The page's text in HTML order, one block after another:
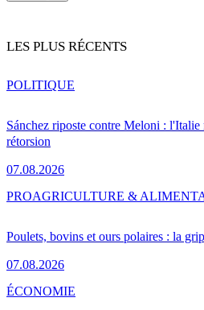
LES PLUS RÉCENTS
Sánchez riposte contre Meloni : l'Italie
rétorsion
07.08.2026
POLITIQUE
Poulets, bovins et ours polaires : la
07.08.2026
PROAGRICULTURE &
ÉCONOMIE